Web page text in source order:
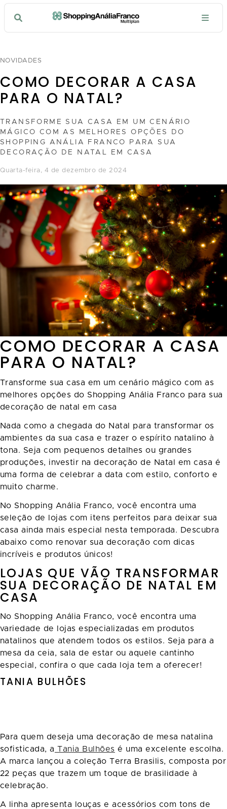
NOVIDADES
COMO DECORAR A CASA
PARA O NATAL?
TRANSFORME SUA CASA EM UM CENÁRIO
MÁGICO COM AS MELHORES OPÇÕES DO
SHOPPING ANÁLIA FRANCO PARA SUA
DECORAÇÃO DE NATAL EM CASA
quarta-feira, 4 de dezembro de 2024
COMO DECORAR A CASA
PARA O NATAL?
Transforme sua casa em um cenário mágico com as
melhores opções do Shopping Anália Franco para sua
decoração de natal em casa
Nada como a chegada do Natal para transformar os
ambientes da sua casa e trazer o espírito natalino à
tona. Seja com pequenos detalhes ou grandes
produções, investir na decoração de Natal em casa é
uma forma de celebrar a data com estilo, conforto e
muito charme.
No Shopping Anália Franco, você encontra uma
seleção de lojas com itens perfeitos para deixar sua
casa ainda mais especial nesta temporada. Descubra
abaixo como renovar sua decoração com dicas
incríveis e produtos únicos!
LOJAS QUE VÃO TRANSFORMAR
SUA DECORAÇÃO DE NATAL EM
CASA
No Shopping Anália Franco, você encontra uma
variedade de lojas especializadas em produtos
natalinos que atendem todos os estilos. Seja para a
mesa da ceia, sala de estar ou aquele cantinho
especial, confira o que cada loja tem a oferecer!
TANIA BULHÕES
Para quem deseja uma decoração de mesa natalina
sofisticada, a Tania Bulhões é uma excelente escolha.
A marca lançou a coleção Terra Brasilis, composta por
22 peças que trazem um toque de brasilidade à
celebração.
A linha apresenta louças e acessórios com tons de